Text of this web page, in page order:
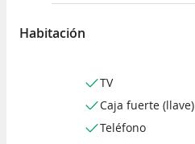
Habitación
TV
Caja fuerte (llave)
Teléfono